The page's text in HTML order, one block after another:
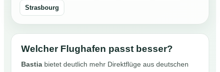
Strasbourg
Welcher Flughafen passt besser?
Bastia bietet deutlich mehr Direktflüge aus deutschen